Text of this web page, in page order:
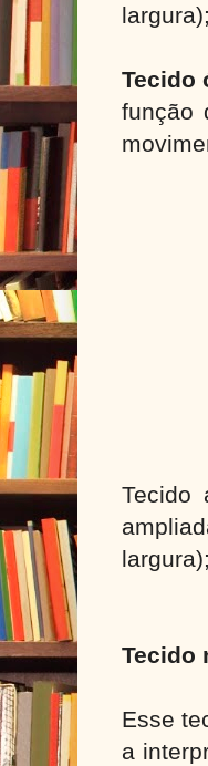
Tecido
função
Tecido
Tecido
Esse
a